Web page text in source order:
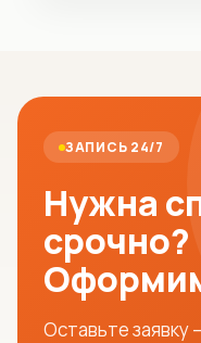
ЗАПИСЬ 24/7
Нужна
срочно?
Оставьте заявку